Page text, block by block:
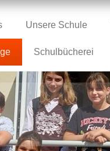
Unsere Schule
Schulbücherei